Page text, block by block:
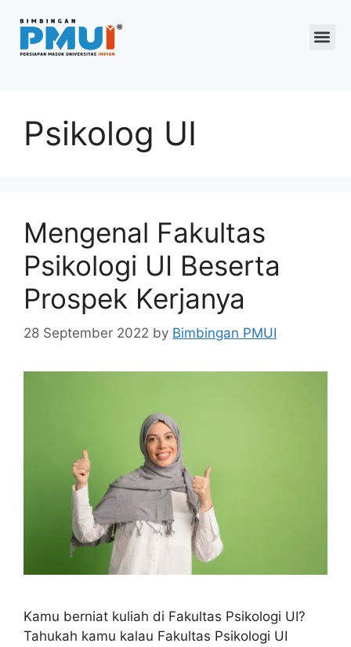
Psikolog UI
Mengenal Fakultas
Psikologi UI Beserta
Prospek Kerjanya
28 September 2022 by Bimbingan PMUI
Kamu berniat kuliah di Fakultas Psikologi UI?
Tahukah kamu kalau Fakultas Psikologi UI